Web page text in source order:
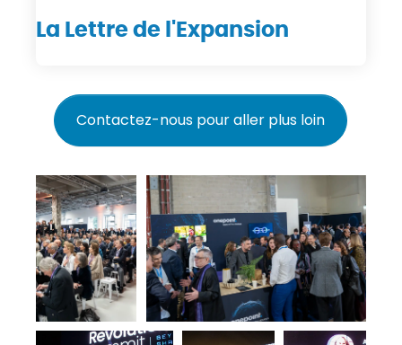
La Lettre de l'Expansion
Contactez-nous pour aller plus loin